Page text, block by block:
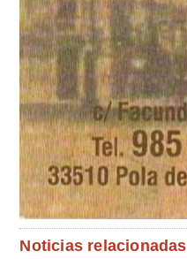
Noticias relacionadas